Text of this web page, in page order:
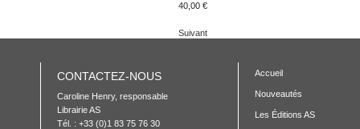
40,00 €
Suivant
CONTACTEZ-NOUS
Caroline Henry, responsable
Librairie AS
Tél. : +33 (0)1 83 75 76 30
Accueil
Nouveautés
Les Éditions AS